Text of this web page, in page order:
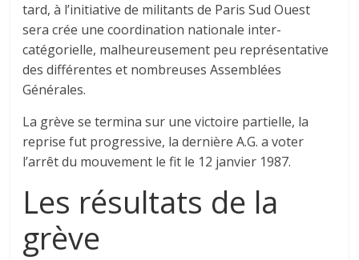
tard, à l’initiative de militants de Paris Sud Ouest
sera crée une coordination nationale inter-
catégorielle, malheureusement peu représentative
des différentes et nombreuses Assemblées
Générales.
La grève se termina sur une victoire partielle, la
reprise fut progressive, la dernière A.G. a voter
l’arrêt du mouvement le fit le 12 janvier 1987.
Les résultats de la
grève